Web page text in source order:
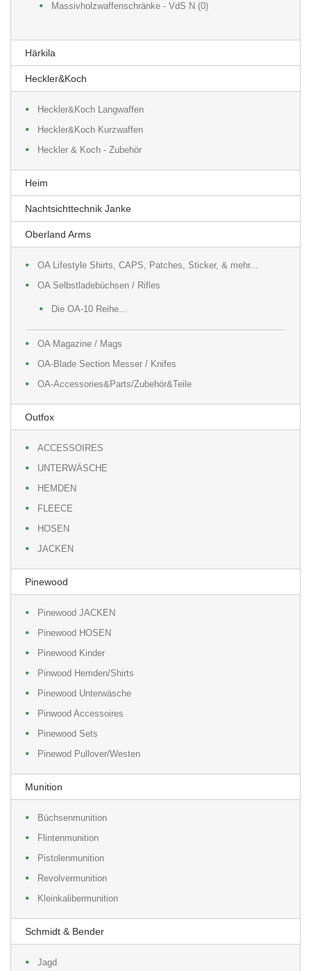
Massivholzwaffenschränke - VdS N (0)
Härkila
Heckler&Koch
Heckler&Koch Langwaffen
Heckler&Koch Kurzwaffen
Heckler & Koch - Zubehör
Heim
Nachtsichttechnik Janke
Oberland Arms
OA Lifestyle Shirts, CAPS, Patches, Sticker, & mehr...
OA Selbstladebüchsen / Rifles
Die OA-10 Reihe...
OA Magazine / Mags
OA-Blade Section Messer / Knifes
OA-Accessories&Parts/Zubehör&Teile
Outfox
ACCESSOIRES
UNTERWÄSCHE
HEMDEN
FLEECE
HOSEN
JACKEN
Pinewood
Pinewood JACKEN
Pinewood HOSEN
Pinewood Kinder
Pinwood Hemden/Shirts
Pinewood Unterwäsche
Pinwood Accessoires
Pinewood Sets
Pinewod Pullover/Westen
Munition
Büchsenmunition
Flintenmunition
Pistolenmunition
Revolvermunition
Kleinkalibermunition
Schmidt & Bender
Jagd